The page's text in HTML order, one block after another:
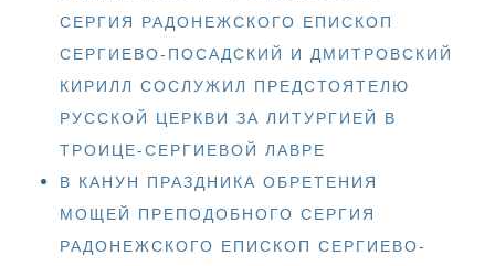
СЕРГИЯ РАДОНЕЖСКОГО ЕПИСКОП
СЕРГИЕВО-ПОСАДСКИЙ И ДМИТРОВСКИЙ
КИРИЛЛ СОСЛУЖИЛ ПРЕДСТОЯТЕЛЮ
РУССКОЙ ЦЕРКВИ ЗА ЛИТУРГИЕЙ В
ТРОИЦЕ-СЕРГИЕВОЙ ЛАВРЕ
В КАНУН ПРАЗДНИКА ОБРЕТЕНИЯ
МОЩЕЙ ПРЕПОДОБНОГО СЕРГИЯ
РАДОНЕЖСКОГО ЕПИСКОП СЕРГИЕВО-